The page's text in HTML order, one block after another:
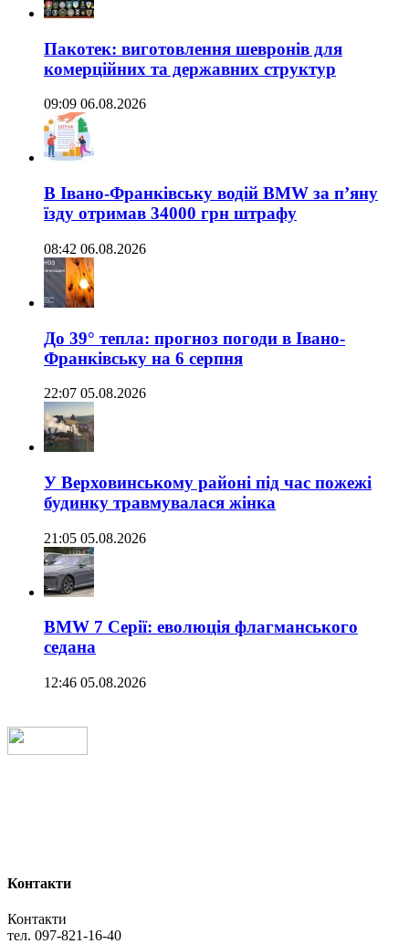
Пакотек: виготовлення шевронів для
комерційних та державних структур
09:09 06.08.2026
В Івано-Франківську водій BMW за п’яну
їзду отримав 34000 грн штрафу
08:42 06.08.2026
До 39° тепла: прогноз погоди в Івано-
Франківську на 6 серпня
22:07 05.08.2026
У Верховинському районі під час пожежі
будинку травмувалася жінка
21:05 05.08.2026
BMW 7 Серії: еволюція флагманського
седана
12:46 05.08.2026
Контакти
Контакти
тел. 097-821-16-40